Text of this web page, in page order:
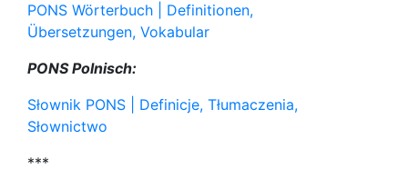
PONS Wörterbuch | Definitionen,
Übersetzungen, Vokabular
PONS Polnisch:
Słownik PONS | Definicje, Tłumaczenia,
Słownictwo
***